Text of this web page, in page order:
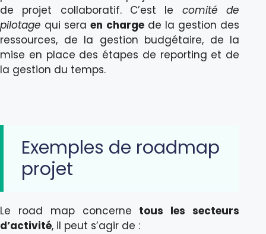
de projet collaboratif. C’est le comité de
pilotage qui seraen chargede la gestion des
ressources, de la gestion budgétaire, de la
mise en place des étapes de reporting et de
la gestion du temps.
Exemples de roadmap
projet
Le road map concerne tous les secteurs
d’activité, il peut s’agir de :